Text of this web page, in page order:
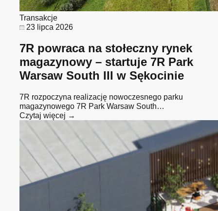
Transakcje
23 lipca 2026
7R powraca na stołeczny rynek
magazynowy – startuje 7R Park
Warsaw South III w Sękocinie
7R rozpoczyna realizację nowoczesnego parku
magazynowego 7R Park Warsaw South…
Czytaj więcej →